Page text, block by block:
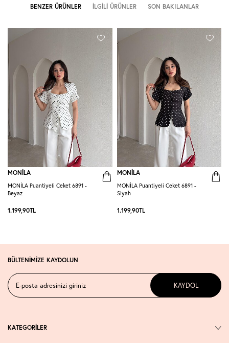
BENZER ÜRÜNLER İLGILI ÜRÜNLER SON BAKILANLAR
MONİLA
MONİLA Puantiyeli Ceket 6891 -
Beyaz
1.199,90TL
MONİLA
MONİLA Puantiyeli Ceket 6891 -
Siyah
1.199,90TL
BÜLTENİMİZE KAYDOLUN
KAYDOL
KATEGORİLER